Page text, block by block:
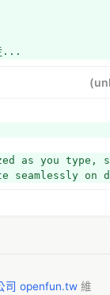
...
as you type,
on
司 openfun.tw 維